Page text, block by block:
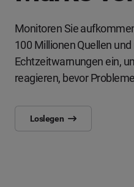
Monitoren Sie
100 Millionen Quellen
Echtzeitwarnungen ein,
reagieren, bevor
Loslegen